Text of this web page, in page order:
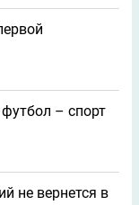
– спорт
не вернется в